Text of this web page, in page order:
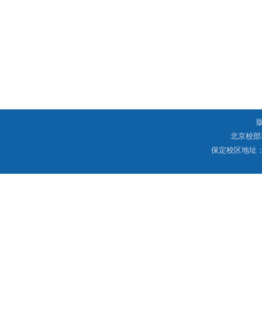
北京校
保定校区地址